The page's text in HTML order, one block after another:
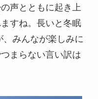
声とともに起き上
すね。長いと冬眠
みんなが楽しみに
まらない言い訳は